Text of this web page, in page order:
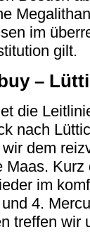
im
gilt.
–
die
nach
dem
Maas.
im
4.
treffen wir